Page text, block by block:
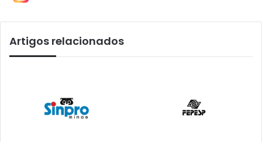
Artigos relacionados